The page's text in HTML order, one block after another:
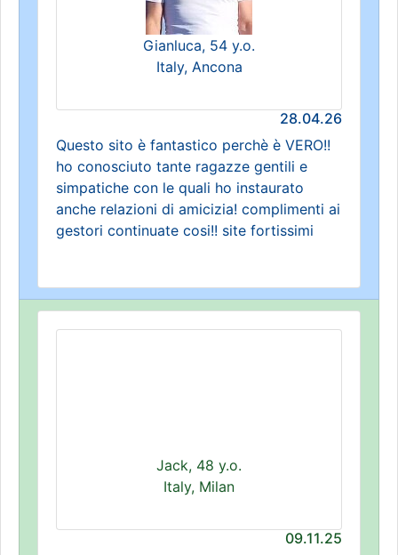
Gianluca, 54 y.o.
Italy, Ancona
28.04.26
Questo sito è fantastico perchè è VERO!!
ho conosciuto tante ragazze gentili e
simpatiche con le quali ho instaurato
anche relazioni di amicizia! complimenti ai
gestori continuate cosi!! site fortissimi
Jack, 48 y.o.
Italy, Milan
09.11.25